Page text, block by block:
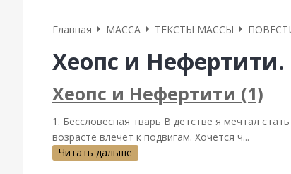
Главная MACCA ТЕКСТЫ МАССЫ
Хеопс и Нефертити.
Хеопс и Нефертити (1)
1. Бессловесная тварь В детстве я мечтал
возрасте влечет к подвигам. Хочется ч...
Читать дальше